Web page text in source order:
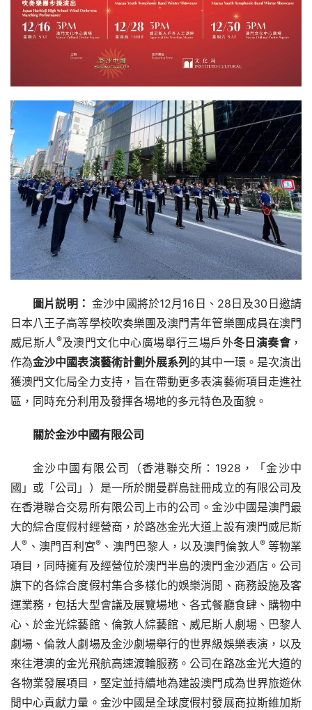
圖片説明： 金沙中國將於12月16日、28日及30日邀請
日本八王子高等學校吹奏樂團及澳門青年管樂團成員在澳門
威尼斯人 ®及澳門文化中心廣場舉行三場戶外冬日演奏會，
作為金沙中國表演藝術計劃外展系列 的其中一環。是次演出
獲澳門文化局全力支持，旨在帶動更多表演藝術項目走進社
區，同時充分利用及發揮各場地的多元特色及面貌。
關於金沙中國有限公司
金沙中國有限公司（香港聯交所：1928，「金沙中
國」或「公司」）是一所於開曼群島註冊成立的有限公司及
在香港聯合交易所有限公司上市的公司。金沙中國是澳門最
大的綜合度假村經營商，於路氹金光大道上設有澳門威尼斯
人® 、澳門百利宮® 、澳門巴黎人，以及澳門倫敦人® 等物業
項目，同時擁有及經營位於澳門半島的澳門金沙酒店。公司
旗下的各綜合度假村集合多樣化的娛樂消閒、商務設施及客
運業務，包括大型會議及展覽場地、各式餐廳食肆、購物中
心、於金光綜藝館、倫敦人綜藝館、威尼斯人劇場、巴黎人
劇場、倫敦人劇場及金沙劇場舉行的世界級娛樂表演，以及
來往港澳的金光飛航高速渡輪服務。公司在路氹金光大道的
各物業發展項目，堅定並持續地為建設澳門成為世界旅遊休
閒中心貢獻力量。金沙中國是全球度假村發展商拉斯維加斯